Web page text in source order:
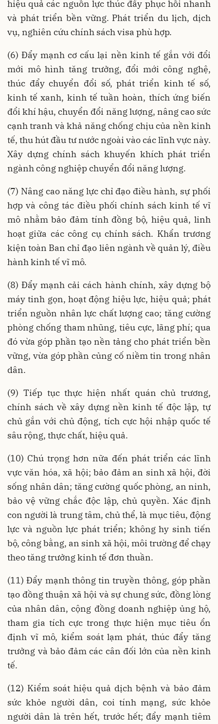
hiệu quả các nguồn lực thúc đẩy phục hồi nhanh
và phát triển bền vững. Phát triển du lịch, dịch
vụ, nghiên cứu chính sách visa phù hợp.
(6) Đẩy mạnh cơ cấu lại nền kinh tế gắn với đổi
mới mô hình tăng trưởng, đổi mới công nghệ,
thúc đẩy chuyển đổi số, phát triển kinh tế số,
kinh tế xanh, kinh tế tuần hoàn, thích ứng biến
đổi khí hậu, chuyển đổi năng lượng, nâng cao sức
cạnh tranh và khả năng chống chịu của nền kinh
tế, thu hút đầu tư nước ngoài vào các lĩnh vực này.
Xây dựng chính sách khuyến khích phát triển
ngành công nghiệp chuyển đổi năng lượng.
(7) Nâng cao năng lực chỉ đạo điều hành, sự phối
hợp và công tác điều phối chính sách kinh tế vĩ
mô nhằm bảo đảm tính đồng bộ, hiệu quả, linh
hoạt giữa các công cụ chính sách. Khẩn trương
kiện toàn Ban chỉ đạo liên ngành về quản lý, điều
hành kinh tế vĩ mô.
(8) Đẩy mạnh cải cách hành chính, xây dựng bộ
máy tinh gọn, hoạt động hiệu lực, hiệu quả; phát
triển nguồn nhân lực chất lượng cao; tăng cường
phòng chống tham nhũng, tiêu cực, lãng phí; qua
đó vừa góp phần tạo nền tảng cho phát triển bền
vững, vừa góp phần củng cố niềm tin trong nhân
dân.
(9) Tiếp tục thực hiện nhất quán chủ trương,
chính sách về xây dựng nền kinh tế độc lập, tự
chủ gắn với chủ động, tích cực hội nhập quốc tế
sâu rộng, thực chất, hiệu quả.
(10) Chú trọng hơn nữa đến phát triển các lĩnh
vực văn hóa, xã hội; bảo đảm an sinh xã hội, đời
sống nhân dân; tăng cường quốc phòng, an ninh,
bảo vệ vững chắc độc lập, chủ quyền. Xác định
con người là trung tâm, chủ thể, là mục tiêu, động
lực và nguồn lực phát triển; không hy sinh tiến
bộ, công bằng, an sinh xã hội, môi trường để chạy
theo tăng trưởng kinh tế đơn thuần.
(11) Đẩy mạnh thông tin truyền thông, góp phần
tạo đồng thuận xã hội và sự chung sức, đồng lòng
của nhân dân, cộng đồng doanh nghiệp ủng hộ,
tham gia tích cực trong thực hiện mục tiêu ổn
định vĩ mô, kiểm soát lạm phát, thúc đẩy tăng
trưởng và bảo đảm các cân đối lớn của nền kinh
tế.
(12) Kiểm soát hiệu quả dịch bệnh và bảo đảm
sức khỏe người dân, coi tính mạng, sức khỏe
người dân là trên hết, trước hết; đẩy mạnh tiêm